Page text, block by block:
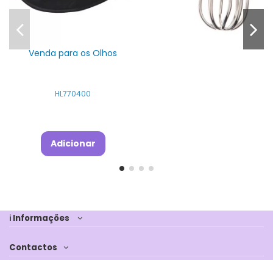
Venda para os Olhos
HL770400
Adicionar
ℹ Informações
Contactos